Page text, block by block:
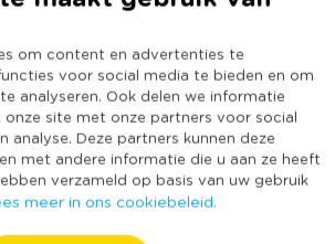
om content en advertenties te
voor social media te bieden en om
analyseren. Ook delen we informatie
onze site met onze partners voor social
analyse. Deze partners kunnen deze
met andere informatie die u aan ze heeft
verzameld op basis van uw gebruik
meer in ons cookiebeleid.
061029
Nee
Polypropyleen
Roze
0,45
(Nog) geen score